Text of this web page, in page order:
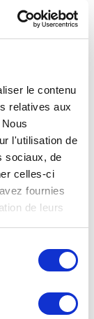
le contenu
relatives aux
l'utilisation de
sociaux, de
celles-ci
fournies
de leurs